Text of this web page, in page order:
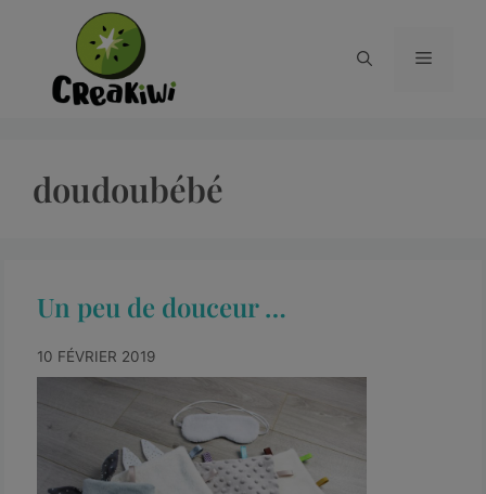
doudoubébé
Un peu de douceur …
10 FÉVRIER 2019